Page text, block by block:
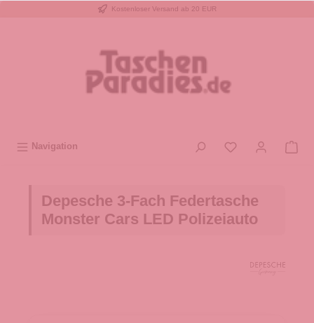
Kostenloser Versand ab 20 EUR
Navigation
Depesche 3-Fach Federtasche
Monster Cars LED Polizeiauto